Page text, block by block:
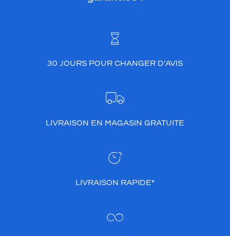
30 JOURS POUR CHANGER D’AVIS
LIVRAISON EN MAGASIN GRATUITE
LIVRAISON RAPIDE*